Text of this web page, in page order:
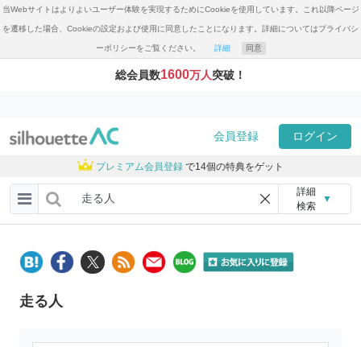
当Webサイトはよりよいユーザー体験を実現するためにCookieを使用しています。これ以降ページ
を遷移した場合、Cookieの設定および使用に同意したことになります。詳細についてはプライバシ
ーポリシーをご覧ください。 詳細 同意
総会員数1600万人突破！
会員登録 ログイン
プレミアム会員登録 で14個の特典をゲット
詳細
検索
▼
走る人